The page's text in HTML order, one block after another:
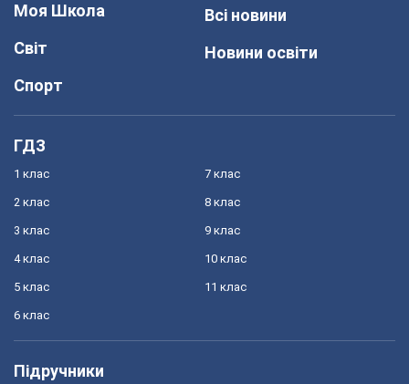
Моя Школа
Світ
Спорт
Всі новини
Новини освіти
ГДЗ
1 клас
2 клас
3 клас
4 клас
5 клас
6 клас
7 клас
8 клас
9 клас
10 клас
11 клас
Підручники